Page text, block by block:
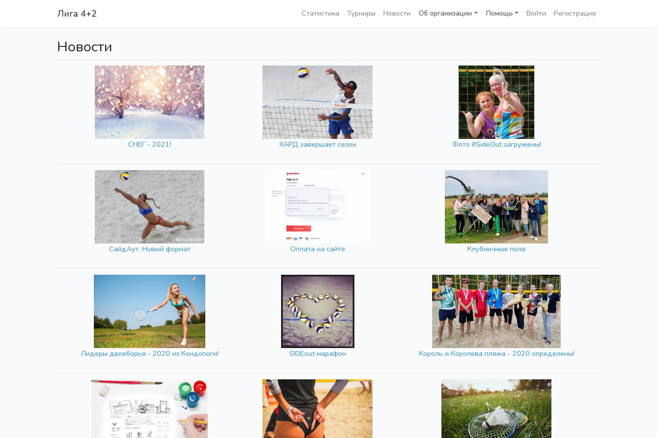
Лига 4+2 Статистика Турниры Новости Об организации Помощь Войти Регистрация
Новости
СНЕГ - 2021! ХАРД завершает сезон Фото #SideOut загружены!
СайдАут. Новый формат Оплата на сайте Клубничные поля
Лидеры двоеборья - 2020 из Кондопоги! SIDEout марафон Король и Королева пляжа - 2020 определены!